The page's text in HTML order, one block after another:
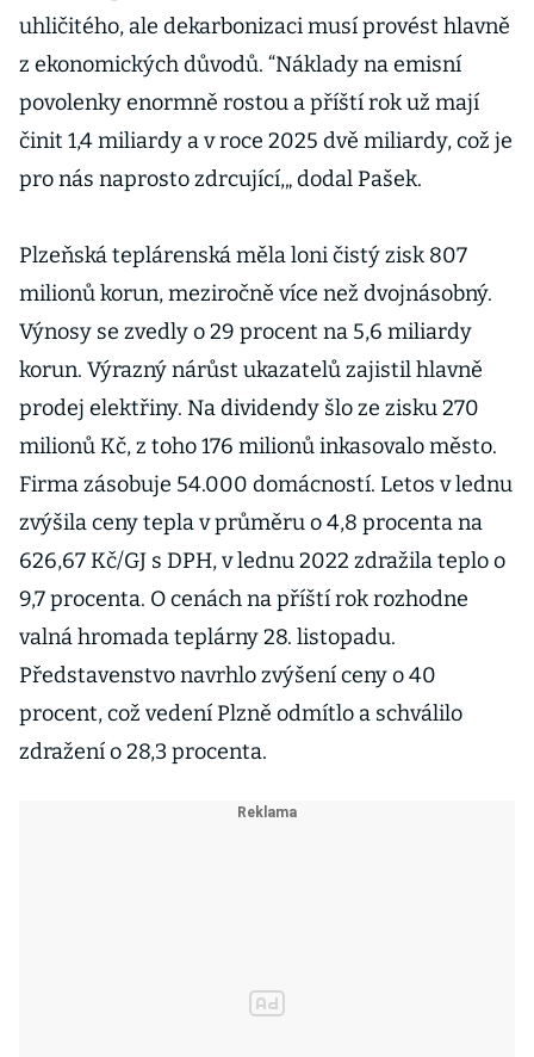
Michl
uhličitého, ale dekarbonizaci musí provést hlavně
z ekonomických důvodů. “Náklady na emisní
povolenky enormně rostou a příští rok už mají
činit 1,4 miliardy a v roce 2025 dvě miliardy, což je
pro nás naprosto zdrcující,„ dodal Pašek.
Plzeňská teplárenská měla loni čistý zisk 807
milionů korun, meziročně více než dvojnásobný.
Výnosy se zvedly o 29 procent na 5,6 miliardy
korun. Výrazný nárůst ukazatelů zajistil hlavně
prodej elektřiny. Na dividendy šlo ze zisku 270
milionů Kč, z toho 176 milionů inkasovalo město.
Firma zásobuje 54.000 domácností. Letos v lednu
zvýšila ceny tepla v průměru o 4,8 procenta na
626,67 Kč/GJ s DPH, v lednu 2022 zdražila teplo o
9,7 procenta. O cenách na příští rok rozhodne
valná hromada teplárny 28. listopadu.
Představenstvo navrhlo zvýšení ceny o 40
procent, což vedení Plzně odmítlo a schválilo
zdražení o 28,3 procenta.